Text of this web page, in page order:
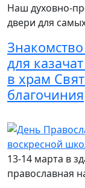
Наш духовно-
двери для
для
в храм
благочиния
13-14 марта в
православная